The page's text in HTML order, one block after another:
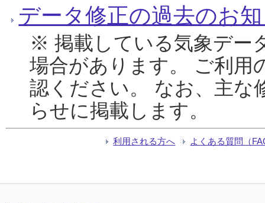
データ修正の過去のお
※ 掲載している気象デー
場合があります。 ご利用
認ください。 なお、主な
らせに掲載します。
利用される方へ よくある質問（